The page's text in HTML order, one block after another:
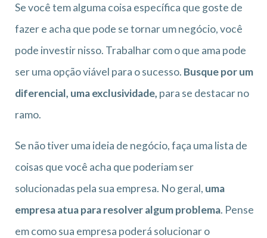
Se você tem alguma coisa específica que goste de
fazer e acha que pode se tornar um negócio, você
pode investir nisso. Trabalhar com o que ama pode
ser uma opção viável para o sucesso. Busque por um
diferencial, uma exclusividade, para se destacar no
ramo.
Se não tiver uma ideia de negócio, faça uma lista de
coisas que você acha que poderiam ser
solucionadas pela sua empresa. No geral, uma
empresa atua para resolver algum problema. Pense
em como sua empresa poderá solucionar o